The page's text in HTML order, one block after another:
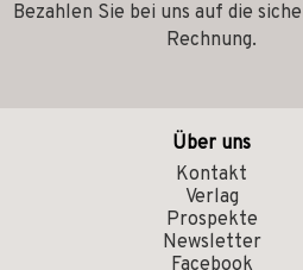
Bezahlen Sie bei uns auf die
Rechnung.
Über uns
Kontakt
Verlag
Prospekte
Newsletter
Facebook